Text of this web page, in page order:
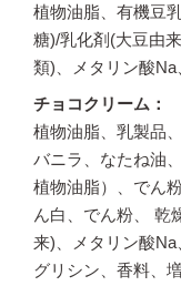
植物油脂、有機豆
糖)/乳化剤(大豆由
類)、メタリン酸
チョコクリーム
植物油脂、乳製品
バニラ、なたね油
植物油脂）、でん
ん白、でん粉、 乾
来)、メタリン酸Na
グリシン、香料、